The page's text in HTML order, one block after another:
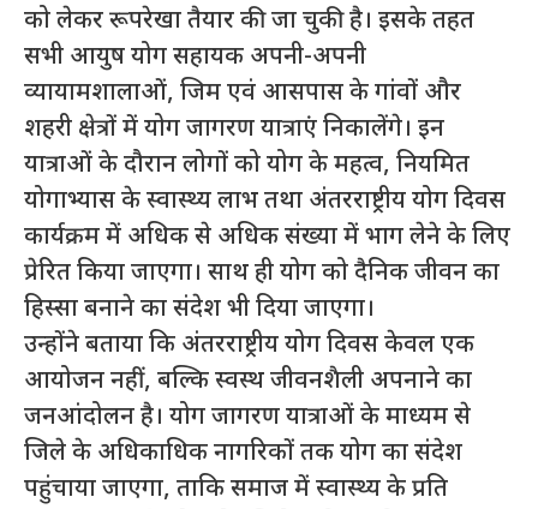
को लेकर रूपरेखा तैयार की जा चुकी है। इसके तहत
सभी आयुष योग सहायक अपनी-अपनी
व्यायामशालाओं, जिम एवं आसपास के गांवों और
शहरी क्षेत्रों में योग जागरण यात्राएं निकालेंगे। इन
यात्राओं के दौरान लोगों को योग के महत्व, नियमित
योगाभ्यास के स्वास्थ्य लाभ तथा अंतरराष्ट्रीय योग दिवस
कार्यक्रम में अधिक से अधिक संख्या में भाग लेने के लिए
प्रेरित किया जाएगा। साथ ही योग को दैनिक जीवन का
हिस्सा बनाने का संदेश भी दिया जाएगा।
उन्होंने बताया कि अंतरराष्ट्रीय योग दिवस केवल एक
आयोजन नहीं, बल्कि स्वस्थ जीवनशैली अपनाने का
जनआंदोलन है। योग जागरण यात्राओं के माध्यम से
जिले के अधिकाधिक नागरिकों तक योग का संदेश
पहुंचाया जाएगा, ताकि समाज में स्वास्थ्य के प्रति